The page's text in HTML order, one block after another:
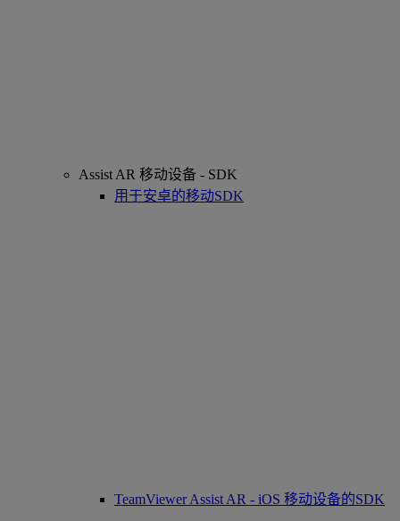
Assist AR 移动设备 - SDK
用于安卓的移动SDK
TeamViewer Assist AR - iOS 移动设备的SDK